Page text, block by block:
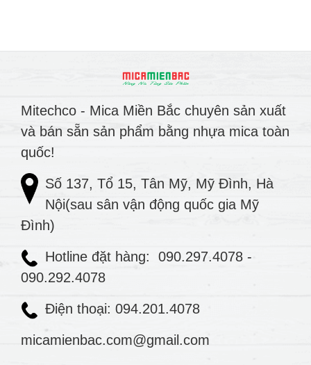
Mitechco - Mica Miền Bắc chuyên sản xuất
và bán sẵn sản phẩm bằng nhựa mica toàn
quốc!
Số 137, Tổ 15, Tân Mỹ, Mỹ Đình, Hà
Nội(sau sân vận động quốc gia Mỹ
Đình)
Hotline đặt hàng: 090.297.4078 -
090.292.4078
Điện thoại: 094.201.4078
micamienbac.com@gmail.com